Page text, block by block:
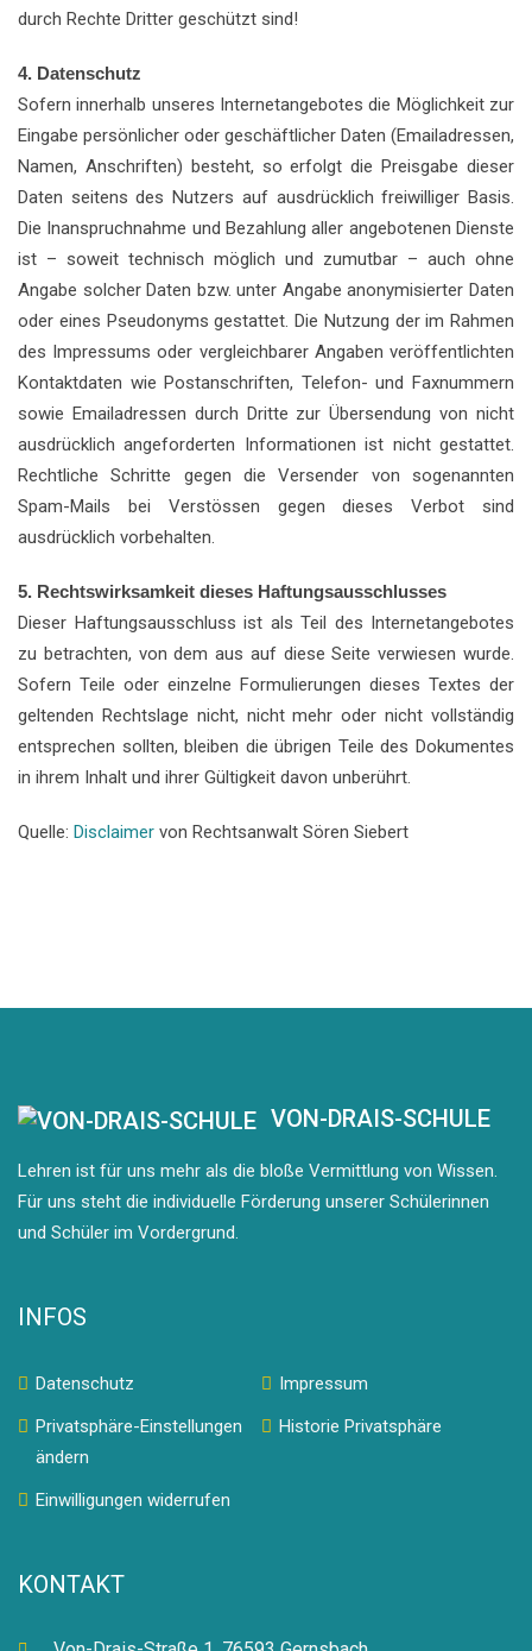
durch Rechte Dritter geschützt sind!
4. Datenschutz
Sofern innerhalb unseres Internetangebotes die Möglichkeit zur
Eingabe persönlicher oder geschäftlicher Daten (Emailadressen,
Namen, Anschriften) besteht, so erfolgt die Preisgabe dieser
Daten seitens des Nutzers auf ausdrücklich freiwilliger Basis.
Die Inanspruchnahme und Bezahlung aller angebotenen Dienste
ist – soweit technisch möglich und zumutbar – auch ohne
Angabe solcher Daten bzw. unter Angabe anonymisierter Daten
oder eines Pseudonyms gestattet. Die Nutzung der im Rahmen
des Impressums oder vergleichbarer Angaben veröffentlichten
Kontaktdaten wie Postanschriften, Telefon- und Faxnummern
sowie Emailadressen durch Dritte zur Übersendung von nicht
ausdrücklich angeforderten Informationen ist nicht gestattet.
Rechtliche Schritte gegen die Versender von sogenannten
Spam-Mails bei Verstössen gegen dieses Verbot sind
ausdrücklich vorbehalten.
5. Rechtswirksamkeit dieses Haftungsausschlusses
Dieser Haftungsausschluss ist als Teil des Internetangebotes
zu betrachten, von dem aus auf diese Seite verwiesen wurde.
Sofern Teile oder einzelne Formulierungen dieses Textes der
geltenden Rechtslage nicht, nicht mehr oder nicht vollständig
entsprechen sollten, bleiben die übrigen Teile des Dokumentes
in ihrem Inhalt und ihrer Gültigkeit davon unberührt.
Quelle: Disclaimer von Rechtsanwalt Sören Siebert
VON-DRAIS-SCHULE
Lehren ist für uns mehr als die bloße Vermittlung von Wissen.
Für uns steht die individuelle Förderung unserer Schülerinnen
und Schüler im Vordergrund.
INFOS
Datenschutz
Impressum
Privatsphäre-Einstellungen
ändern
Historie Privatsphäre
Einwilligungen widerrufen
KONTAKT